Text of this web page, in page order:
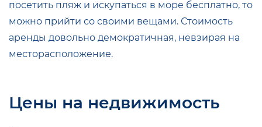
посетить пляж и искупаться в море бесплатно, то
можно прийти со своими вещами. Стоимость
аренды довольно демократичная, невзирая на
месторасположение.
Цены на недвижимость